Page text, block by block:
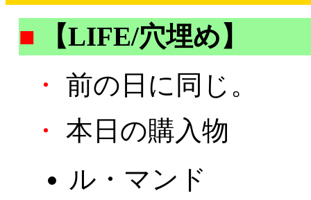
■
【LIFE/穴埋め】
・
前の日に同じ。
・
本日の購入物
ル・マンド